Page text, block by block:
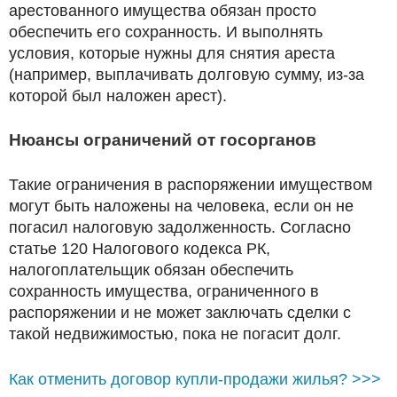
арестованного имущества обязан просто
обеспечить его сохранность. И выполнять
условия, которые нужны для снятия ареста
(например, выплачивать долговую сумму, из-за
которой был наложен арест).
Нюансы ограничений от госорганов
Такие ограничения в распоряжении имуществом
могут быть наложены на человека, если он не
погасил налоговую задолженность. Согласно
статье 120 Налогового кодекса РК,
налогоплательщик обязан обеспечить
сохранность имущества, ограниченного в
распоряжении и не может заключать сделки с
такой недвижимостью, пока не погасит долг.
Как отменить договор купли-продажи жилья? >>>